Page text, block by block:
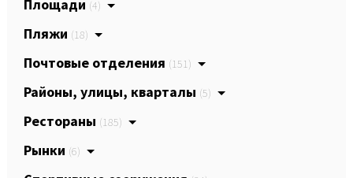
Площади (4)
Пляжи (18)
Почтовые отделения (151)
Районы, улицы, кварталы (5)
Рестораны (185)
Рынки (6)